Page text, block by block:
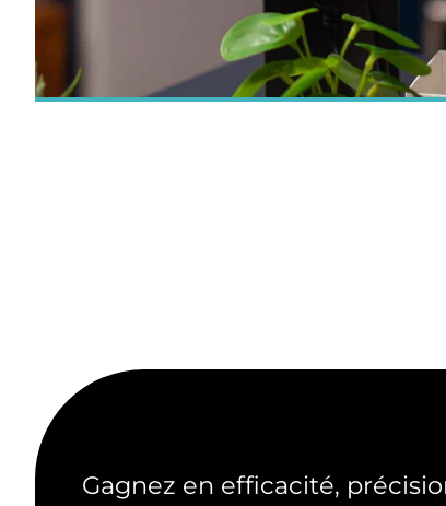
Gagnez en efficacité,